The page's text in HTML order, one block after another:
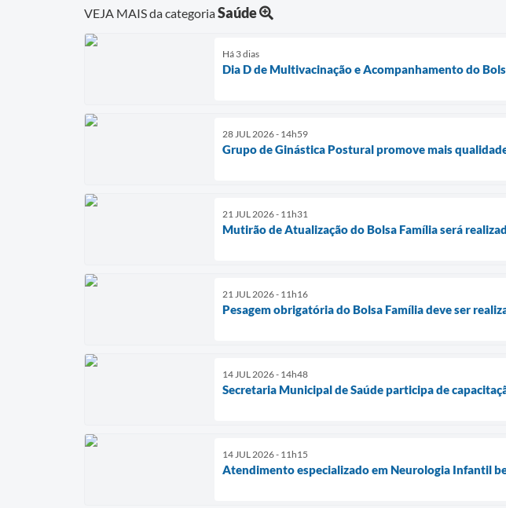
VEJA MAIS da categoriaSaúde
Há 3 dias
Dia D de Multivacinação e Acompanhamento do
28 JUL 2026 - 14h59
Grupo de Ginástica Postural promove mais
21 JUL 2026 - 11h31
Mutirão de Atualização do Bolsa Família será
21 JUL 2026 - 11h16
Pesagem obrigatória do Bolsa Família deve ser
14 JUL 2026 - 14h48
Secretaria Municipal de Saúde participa de
14 JUL 2026 - 11h15
Atendimento especializado em Neurologia Infantil